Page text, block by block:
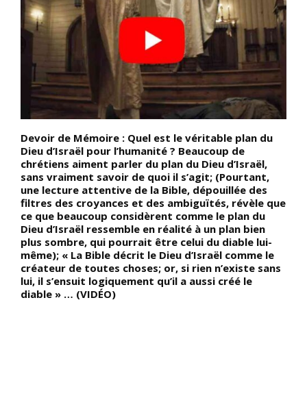
Devoir de Mémoire : Quel est le véritable plan du
Dieu d’Israël pour l’humanité ? Beaucoup de
chrétiens aiment parler du plan du Dieu d’Israël,
sans vraiment savoir de quoi il s’agit; (Pourtant,
une lecture attentive de la Bible, dépouillée des
filtres des croyances et des ambiguïtés, révèle que
ce que beaucoup considèrent comme le plan du
Dieu d’Israël ressemble en réalité à un plan bien
plus sombre, qui pourrait être celui du diable lui-
même); « La Bible décrit le Dieu d’Israël comme le
créateur de toutes choses; or, si rien n’existe sans
lui, il s’ensuit logiquement qu’il a aussi créé le
diable » … (VIDÉO)